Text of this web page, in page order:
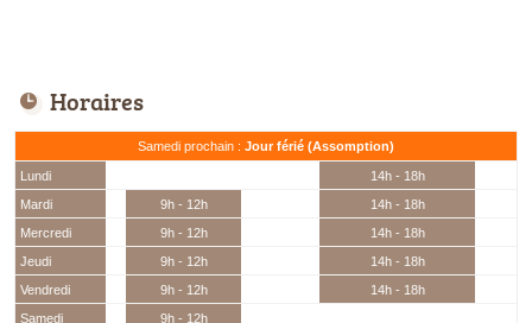
Horaires
Samedi prochain : Jour férié (Assomption)
Lundi
14h - 18h
Mardi
9h - 12h
14h - 18h
Mercredi
9h - 12h
14h - 18h
Jeudi
9h - 12h
14h - 18h
Vendredi
9h - 12h
14h - 18h
Samedi
9h - 12h